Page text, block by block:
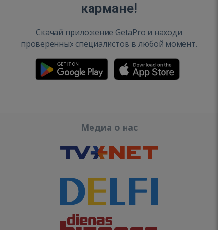
кармане!
Скачай приложение GetaPro и находи
проверенных специалистов в любой момент.
Медиа о нас